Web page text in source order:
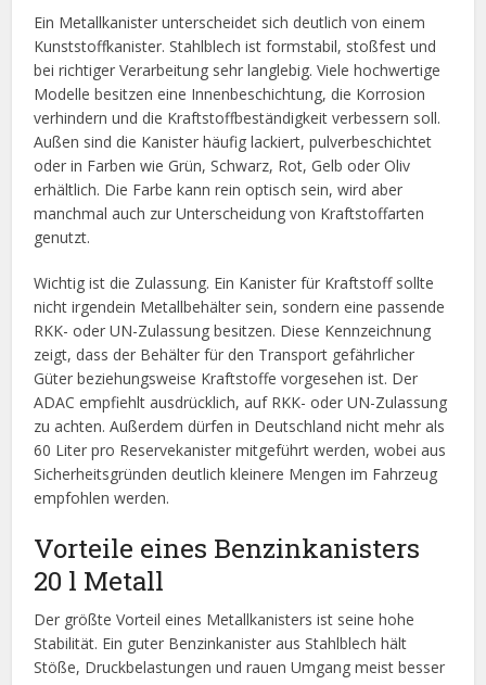
Ein Metallkanister unterscheidet sich deutlich von einem
Kunststoffkanister. Stahlblech ist formstabil, stoßfest und
bei richtiger Verarbeitung sehr langlebig. Viele hochwertige
Modelle besitzen eine Innenbeschichtung, die Korrosion
verhindern und die Kraftstoffbeständigkeit verbessern soll.
Außen sind die Kanister häufig lackiert, pulverbeschichtet
oder in Farben wie Grün, Schwarz, Rot, Gelb oder Oliv
erhältlich. Die Farbe kann rein optisch sein, wird aber
manchmal auch zur Unterscheidung von Kraftstoffarten
genutzt.
Wichtig ist die Zulassung. Ein Kanister für Kraftstoff sollte
nicht irgendein Metallbehälter sein, sondern eine passende
RKK- oder UN-Zulassung besitzen. Diese Kennzeichnung
zeigt, dass der Behälter für den Transport gefährlicher
Güter beziehungsweise Kraftstoffe vorgesehen ist. Der
ADAC empfiehlt ausdrücklich, auf RKK- oder UN-Zulassung
zu achten. Außerdem dürfen in Deutschland nicht mehr als
60 Liter pro Reservekanister mitgeführt werden, wobei aus
Sicherheitsgründen deutlich kleinere Mengen im Fahrzeug
empfohlen werden.
Vorteile eines Benzinkanisters
20 l Metall
Der größte Vorteil eines Metallkanisters ist seine hohe
Stabilität. Ein guter Benzinkanister aus Stahlblech hält
Stöße, Druckbelastungen und rauen Umgang meist besser